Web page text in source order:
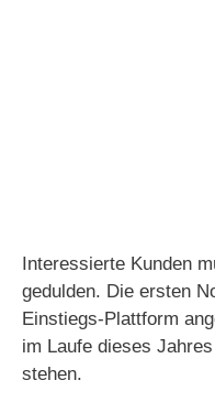
Interessierte Kunden
gedulden. Die ersten
Einstiegs-Plattform
im Laufe dieses
stehen.